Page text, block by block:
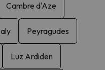
Cambre d'Aze
Peyragudes
Luz Ardiden